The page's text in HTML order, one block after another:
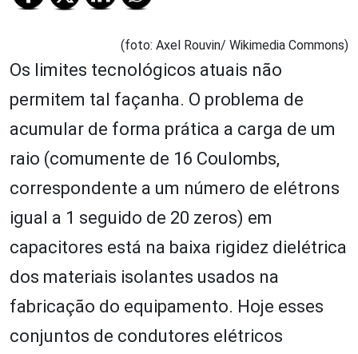
(foto: Axel Rouvin/ Wikimedia Commons)
Os limites tecnológicos atuais não
permitem tal façanha. O problema de
acumular de forma prática a carga de um
raio (comumente de 16 Coulombs,
correspondente a um número de elétrons
igual a 1 seguido de 20 zeros) em
capacitores está na baixa rigidez dielétrica
dos materiais isolantes usados na
fabricação do equipamento. Hoje esses
conjuntos de condutores elétricos